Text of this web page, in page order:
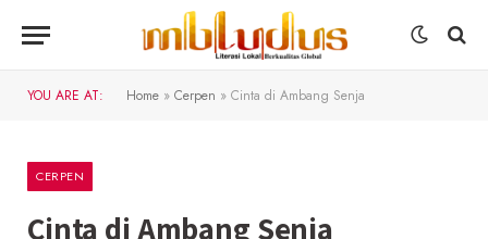
YOU ARE AT: Home » Cerpen » Cinta di Ambang Senja
CERPEN
Cinta di Ambang Senja